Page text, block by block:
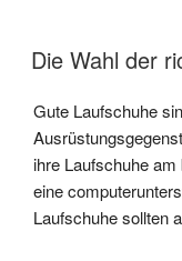
Die Wahl der
Gute Laufschuhe
ihre Laufschuhe
eine
Laufschuhe sollten